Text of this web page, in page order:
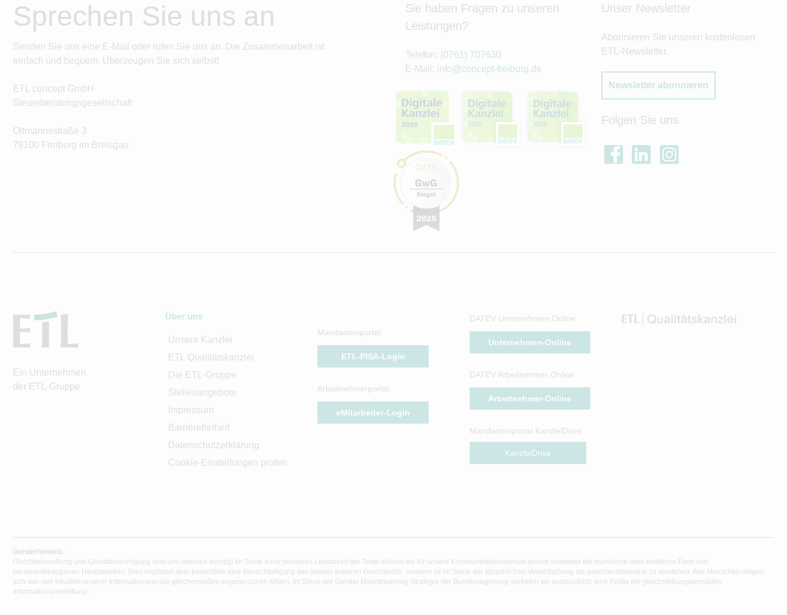
Sprechen Sie uns an
Senden Sie uns eine E-Mail oder rufen Sie uns an. Die Zusammenarbeit ist
einfach und bequem. Überzeugen Sie sich selbst!
ETL concept GmbH
Steuerberatungsgesellschaft
Oltmannsstraße 3
79100 Freiburg im Breisgau
Sie haben Fragen zu unseren
Leistungen?
Telefon: (0761) 707630
E-Mail: info@concept-freiburg.de
Unser Newsletter
Abonnieren Sie unseren kostenlosen
ETL-Newsletter.
Newsletter abonnieren
Folgen Sie uns
Ein Unternehmen
der ETL-Gruppe
Über uns
Unsere Kanzlei
ETL Qualitätskanzlei
Die ETL-Gruppe
Stellenangebote
Impressum
Barrierefreiheit
Datenschutzerklärung
Cookie-Einstellungen prüfen
Mandantenportal
ETL-PISA-Login
Arbeitnehmerportal
eMitarbeiter-Login
DATEV Unternehmen Online
Unternehmen-Online
DATEV Arbeitnehmer Online
Arbeitnehmer-Online
Mandantenportal KanzleiDrive
KanzleiDrive
Genderhinweis:
Gleichbehandlung und Gleichberechtigung sind uns überaus wichtig! Im Sinne einer besseren Lesbarkeit der Texte wählen wir für unsere Kommunikationskanäle jedoch entweder die männliche oder weibliche Form von
personenbezogenen Hauptwörtern. Dies impliziert aber keinesfalls eine Benachteiligung des jeweils anderen Geschlechts, sondern ist im Sinne der sprachlichen Vereinfachung als geschlechtsneutral zu verstehen. Alle Menschen mögen
sich von den Inhalten unserer Informationskanäle gleichermaßen angesprochen fühlen. Im Sinne der Gender Mainstreaming-Strategie der Bundesregierung vertreten wir ausdrücklich eine Politik der gleichstellungssensiblen
Informationsvermittlung.